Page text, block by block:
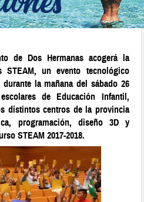
de Dos Hermanas acogerá la
un evento tecnológico
la mañana del sábado 26
de Educación Infantil,
distintos centros de la provincia
programación, diseño 3D y
STEAM 2017-2018.